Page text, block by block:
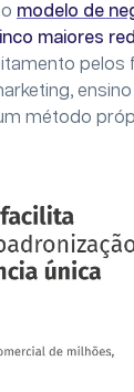
modelo de
maiores
método